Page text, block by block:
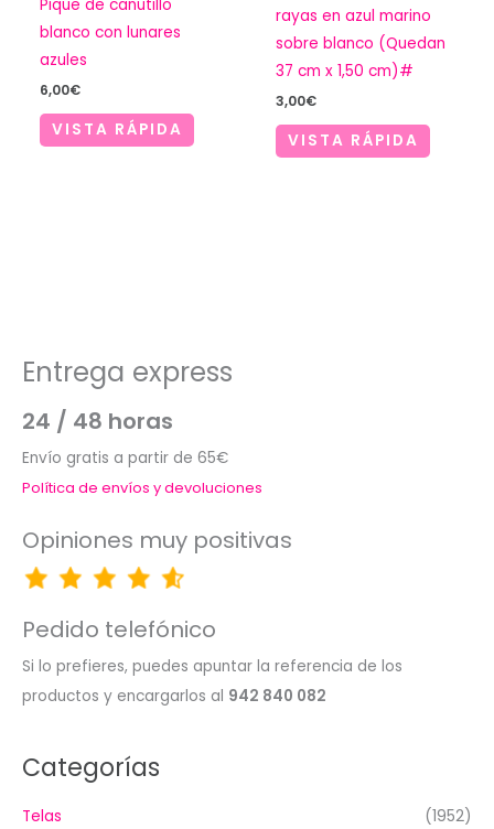
Pique de canutillo
blanco con lunares
azules
6,00€
VISTA RÁPIDA
rayas en azul marino
sobre blanco (Quedan
37 cm x 1,50 cm)#
3,00€
VISTA RÁPIDA
Entrega express
24 / 48 horas
Envío gratis a partir de 65€
Política de envíos y devoluciones
Opiniones muy positivas
Pedido telefónico
Si lo prefieres, puedes apuntar la referencia de los
productos y encargarlos al 942 840 082
Categorías
Telas
(1952)